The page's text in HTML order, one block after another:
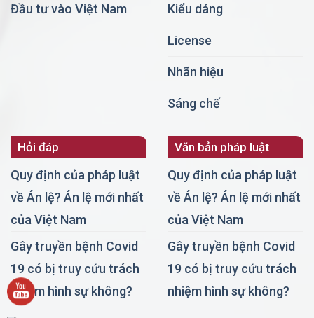
Đầu tư vào Việt Nam Kiểu dáng
License
Nhãn hiệu
Sáng chế
Hỏi đáp
Quy định của pháp luật
về Án lệ? Án lệ mới nhất
của Việt Nam
Gây truyền bệnh Covid
19 có bị truy cứu trách
nhiệm hình sự không?
Văn bản pháp luật
Quy định của pháp luật
về Án lệ? Án lệ mới nhất
của Việt Nam
Gây truyền bệnh Covid
19 có bị truy cứu trách
nhiệm hình sự không?